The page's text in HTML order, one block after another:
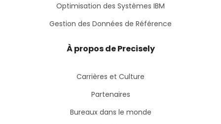
Optimisation des Systèmes IBM
Gestion des Données de Référence
À propos de Precisely
Carrières et Culture
Partenaires
Bureaux dans le monde